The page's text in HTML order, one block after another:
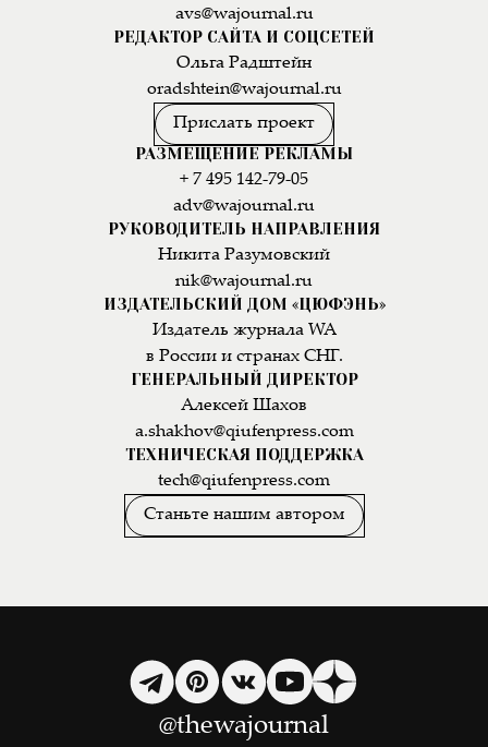
avs@wajournal.ru
РЕДАКТОР САЙТА И СОЦСЕТЕЙ
Ольга Радштейн
oradshtein@wajournal.ru
Прислать проект
РАЗМЕЩЕНИЕ РЕКЛАМЫ
+ 7 495 142-79-05
adv@wajournal.ru
РУКОВОДИТЕЛЬ НАПРАВЛЕНИЯ
Никита Разумовский
nik@wajournal.ru
ИЗДАТЕЛЬСКИЙ ДОМ «ЦЮФЭНЬ»
Издатель журнала WA
в России и странах СНГ.
ГЕНЕРАЛЬНЫЙ ДИРЕКТОР
Алексей Шахов
a.shakhov@qiufenpress.com
ТЕХНИЧЕСКАЯ ПОДДЕРЖКА
tech@qiufenpress.com
Станьте нашим автором
@thewajournal